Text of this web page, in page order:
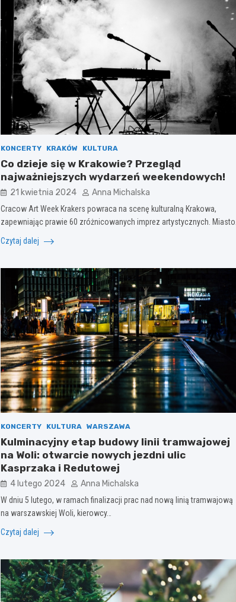
KONCERTY KRAKÓW KULTURA
Co dzieje się w Krakowie? Przegląd
najważniejszych wydarzeń weekendowych!
21 kwietnia 2024 Anna Michalska
Cracow Art Week Krakers powraca na scenę kulturalną Krakowa,
zapewniając prawie 60 zróżnicowanych imprez artystycznych. Miasto…
Czytaj dalej
KONCERTY KULTURA WARSZAWA
Kulminacyjny etap budowy linii tramwajowej
na Woli: otwarcie nowych jezdni ulic
Kasprzaka i Redutowej
4 lutego 2024 Anna Michalska
W dniu 5 lutego, w ramach finalizacji prac nad nową linią tramwajową
na warszawskiej Woli, kierowcy…
Czytaj dalej